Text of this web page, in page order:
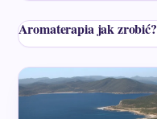
Aromaterapia jak zrobić?